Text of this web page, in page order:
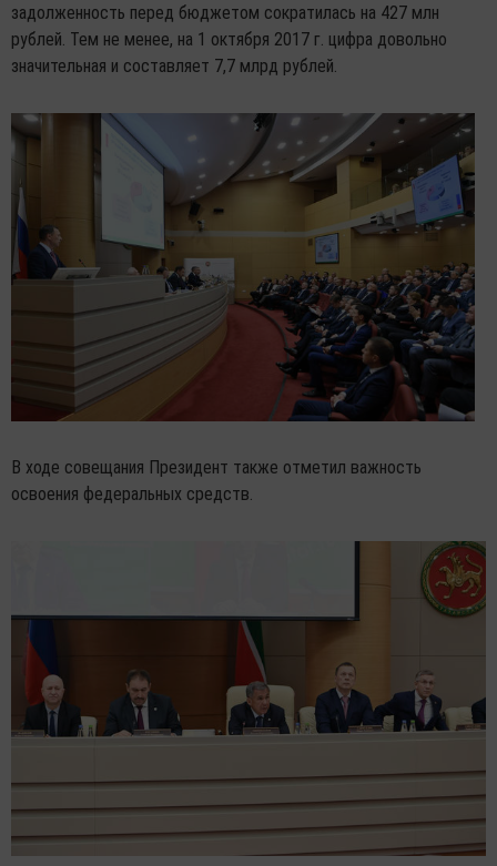
задолженность перед бюджетом сократилась на 427 млн
рублей. Тем не менее, на 1 октября 2017 г. цифра довольно
значительная и составляет 7,7 млрд рублей.
В ходе совещания Президент также отметил важность
освоения федеральных средств.